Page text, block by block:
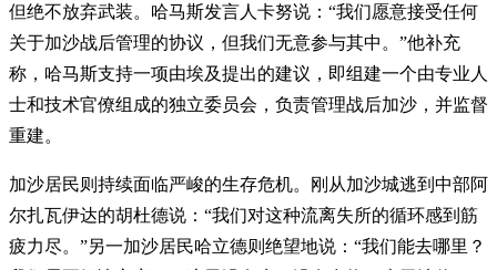
但绝不放弃武装。哈马斯发言人卡努说：“我们愿意接受任何
关于加沙战后管理的协议，但我们无意参与其中。”他补充
称，哈马斯支持一项由埃及提出的建议，即组建一个由专业人
士和技术官僚组成的独立委员会，负责管理战后加沙，并监督
重建。
加沙居民则持续面临严峻的生存危机。刚从加沙城逃到中部阿
尔扎瓦伊达的胡杜德说：“我们对这种流离失所的循环感到筋
疲力尽。”另一加沙居民哈立德则绝望地说：“我们能去哪里？